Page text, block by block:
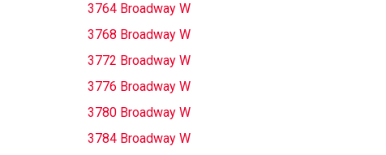
3764 Broadway W
3768 Broadway W
3772 Broadway W
3776 Broadway W
3780 Broadway W
3784 Broadway W